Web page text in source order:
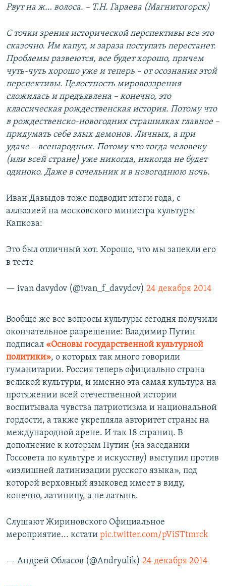
Рвут на ж… волоса. – Т.Н. Гараева (Магнитогорск)
С точки зрения исторической перспективы все это
сказочно. Им капут, и зараза поступать перестанет.
Проблемы развеются, все будет хорошо, причем
чуть-чуть хорошо уже и теперь – от осознания этой
перспективы. Целостность мировоззрения
сложилась и предъявлена – конечно, это
классическая рождественская история. Потому что
в рождественско-новогодних страшилках главное –
придумать себе злых демонов. Личных, а при
удаче – всенародных. Потому что тогда человеку
(или всей стране) уже никогда, никогда не будет
одиноко. Даже в сочельник и в новогоднюю ночь.
Иван Давыдов тоже подводит итоги года, с
аллюзией на московского министра культуры
Капкова:
Это был отличный кот. Хорошо, что мы запекли его
в тесте
— ivan davydov (@ivan_f_davydov) 24 декабря 2014
Вообще же все вопросы культуры сегодня получили
окончательное разрешение: Владимир Путин
подписал «Основы государственной культурной
политики», о которых так много говорили
гуманитарии. Россия теперь официально страна
великой культуры, и именно эта самая культура на
протяжении всей отечественной истории
воспитывала чувства патриотизма и национальной
гордости, а также укрепляла авторитет страны на
международной арене. И так 18 страниц. В
дополнение к которым Путин (на заседании
Госсовета по культуре и искусству) выступил против
«излишней латинизации русского языка», под
которой верховный языковед имеет в виду,
конечно, латиницу, а не латынь.
Слушают Жириновского Официальное
мероприятие... кстати pic.twitter.com/pViSTtmrck
— Андрей Обласов (@Andryulik) 24 декабря 2014